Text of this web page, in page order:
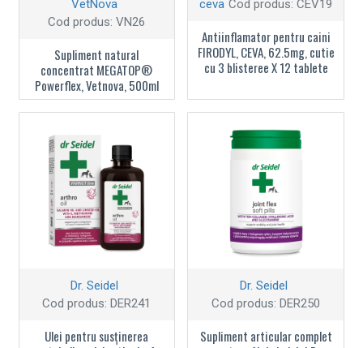
VetNova
Cod produs: VN26
Supliment natural
concentrat MEGATOP®
Powerflex, Vetnova, 500ml
ceva Cod produs: CEV19
Antiinflamator pentru caini
FIRODYL, CEVA, 62.5mg, cutie
cu 3 blisteree X 12 tablete
Dr. Seidel
Cod produs: DER241
Ulei pentru susținerea
Dr. Seidel
Cod produs: DER250
Supliment articular complet